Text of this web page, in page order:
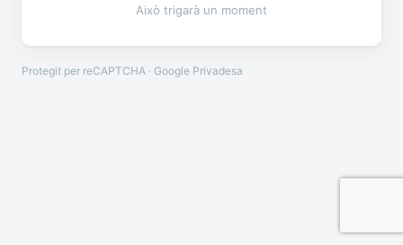
Això trigarà un moment
Protegit per reCAPTCHA · Google Privadesa